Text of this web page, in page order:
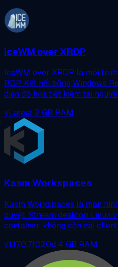
IceWM over XRDP
IceWM over XRDP là môi
RDP. Kết nối bằng Windows
diện đồ họa tiết kiệm tài
vLatest 2 GB RAM
Kasm Workspaces
Kasm Workspaces là màn
duyệt. Stream desktop Linux
container, không cần cài
v1.17.0.7f020d 4 GB RAM